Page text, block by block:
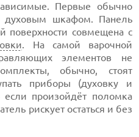
Первые обычно
духовым шкафом. Панель
поверхности совмещена с
. На самой варочной
элементов не
обычно, стоят
приборы (духовку и
если произойдёт поломка
рискует остаться и без